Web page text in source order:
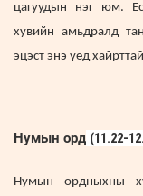
цагуудын нэг юм.
хувийн амьдралд
эцэст энэ үед
Нумын орд (11.22-
Нумын ордныхны